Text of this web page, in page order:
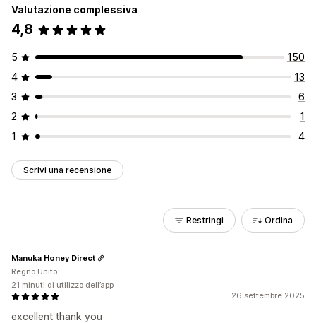
Valutazione complessiva
4,8
5
150
4
13
3
6
2
1
1
4
Scrivi una recensione
Restringi Ordina
26 settembre 2025
excellent thank you
Manuka Honey Direct
Regno Unito
21 minuti di utilizzo dell’app